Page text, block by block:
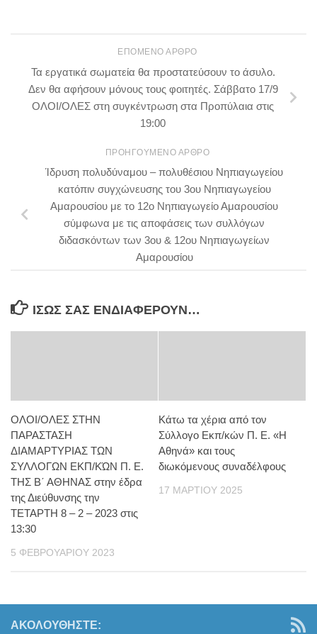
ΕΠΌΜΕΝΟ ΆΡΘΡΟ
Τα εργατικά σωματεία θα προστατεύσουν το άσυλο.
Δεν θα αφήσουν μόνους τους φοιτητές. Σάββατο 17/9
ΟΛΟΙ/ΟΛΕΣ στη συγκέντρωση στα Προπύλαια στις
19:00
ΠΡΟΗΓΟΎΜΕΝΟ ΆΡΘΡΟ
Ίδρυση πολυδύναμου – πολυθέσιου Νηπιαγωγείου
κατόπιν συγχώνευσης του 3ου Νηπιαγωγείου
Αμαρουσίου με το 12ο Νηπιαγωγείο Αμαρουσίου
σύμφωνα με τις αποφάσεις των συλλόγων
διδασκόντων των 3ου & 12ου Νηπιαγωγείων
Αμαρουσίου
ΊΣΩΣ ΣΑΣ ΕΝΔΙΑΦΈΡΟΥΝ…
ΟΛΟΙ/ΟΛΕΣ ΣΤΗΝ
ΠΑΡΑΣΤΑΣΗ
ΔΙΑΜΑΡΤΥΡΙΑΣ ΤΩΝ
ΣΥΛΛΟΓΩΝ ΕΚΠ/ΚΏΝ Π. Ε.
ΤΗΣ Β΄ ΑΘΗΝΑΣ στην έδρα
της Διεύθυνσης την
ΤΕΤΑΡΤΗ 8 – 2 – 2023 στις
13:30
5 ΦΕΒΡΟΥΑΡΊΟΥ 2023
Κάτω τα χέρια από τον
Σύλλογο Εκπ/κών Π. Ε. «Η
Αθηνά» και τους
διωκόμενους συναδέλφους
17 ΜΑΡΤΊΟΥ 2025
ΑΚΟΛΟΥΘΉΣΤΕ: